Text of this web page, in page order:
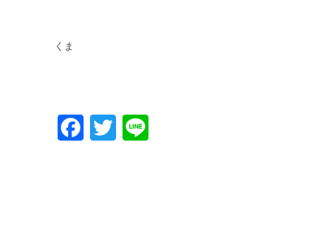
くま
Facebook
Twitter